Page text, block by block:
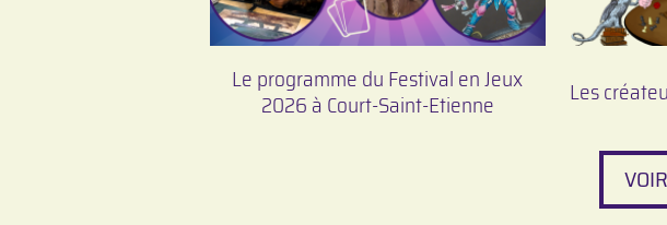
Le programme du Festival en Jeux
2026 à Court-Saint-Etienne
Les